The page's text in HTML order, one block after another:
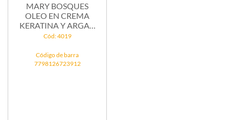
MARY BOSQUES
OLEO EN CREMA
KERATINA Y ARGAN
SOBRE...
Cód: 4019
Código de barra
7798126723912